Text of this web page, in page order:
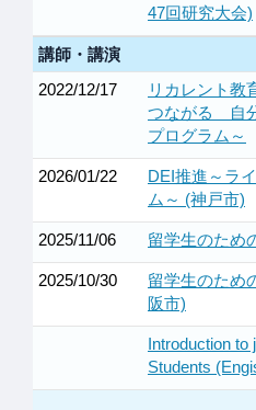
47回研究大会)
講師・講演
2022/12/17
リカレント教
つながる 自
プログラム～
2026/01/22
DEI推進～ラ
ム～ (神戸市)
2025/11/06 留学生のため
2025/10/30
留学生のため
阪市)
Introduction to
Students